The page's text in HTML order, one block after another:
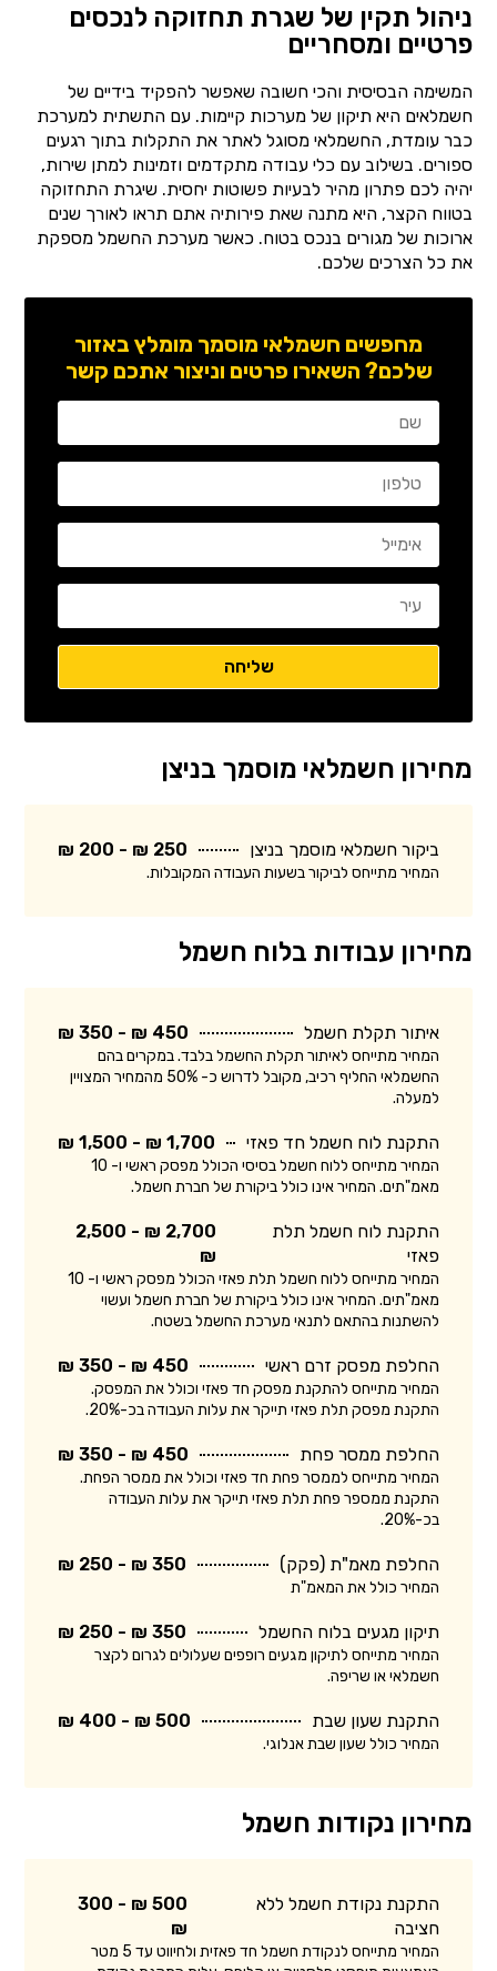
ניהול תקין של שגרת תחזוקה לנכסים
פרטיים ומסחריים
המשימה הבסיסית והכי חשובה שאפשר להפקיד בידיים של
חשמלאים היא תיקון של מערכות קיימות. עם התשתית למערכת
כבר עומדת, החשמלאי מסוגל לאתר את התקלות בתוך רגעים
ספורים. בשילוב עם כלי עבודה מתקדמים וזמינות למתן שירות,
יהיה לכם פתרון מהיר לבעיות פשוטות יחסית. שיגרת התחזוקה
בטווח הקצר, היא מתנה שאת פירותיה אתם תראו לאורך שנים
ארוכות של מגורים בנכס בטוח. כאשר מערכת החשמל מספקת
את כל הצרכים שלכם.
מחפשים חשמלאי מוסמך מומלץ באזור
שלכם? השאירו פרטים וניצור אתכם קשר
מחירון חשמלאי מוסמך בניצן
ביקור חשמלאי מוסמך בניצן 250 ₪ - 200 ₪
המחיר מתייחס לביקור בשעות העבודה המקובלות.
מחירון עבודות בלוח חשמל
איתור תקלת חשמל 450 ₪ - 350 ₪
המחיר מתייחס לאיתור תקלת החשמל בלבד. במקרים בהם
החשמלאי החליף רכיב, מקובל לדרוש כ- 50% מהמחיר המצויין
למעלה.
התקנת לוח חשמל חד פאזי 1,700 ₪ - 1,500 ₪
המחיר מתייחס ללוח חשמל בסיסי הכולל מפסק ראשי ו- 10
מאמ"תים. המחיר אינו כולל ביקורת של חברת חשמל.
התקנת לוח חשמל תלת
פאזי
2,700 ₪ - 2,500
₪
המחיר מתייחס ללוח חשמל תלת פאזי הכולל מפסק ראשי ו- 10
מאמ"תים. המחיר אינו כולל ביקורת של חברת חשמל ועשוי
להשתנות בהתאם לתנאי מערכת החשמל בשטח.
החלפת מפסק זרם ראשי 450 ₪ - 350 ₪
המחיר מתייחס להתקנת מפסק חד פאזי וכולל את המפסק.
התקנת מפסק תלת פאזי תייקר את עלות העבודה בכ-20%.
החלפת ממסר פחת 450 ₪ - 350 ₪
המחיר מתייחס לממסר פחת חד פאזי וכולל את ממסר הפחת.
התקנת ממספר פחת תלת פאזי תייקר את עלות העבודה
בכ-20%.
החלפת מאמ"ת (פקק) 350 ₪ - 250 ₪
המחיר כולל את המאמ"ת
תיקון מגעים בלוח החשמל 350 ₪ - 250 ₪
המחיר מתייחס לתיקון מגעים רופפים שעלולים לגרום לקצר
חשמלאי או שריפה.
התקנת שעון שבת 500 ₪ - 400 ₪
המחיר כולל שעון שבת אנלוגי.
מחירון נקודות חשמל
התקנת נקודת חשמל ללא
חציבה
500 ₪ - 300
₪
המחיר מתייחס לנקודת חשמל חד פאזית ולחיווט עד 5 מטר